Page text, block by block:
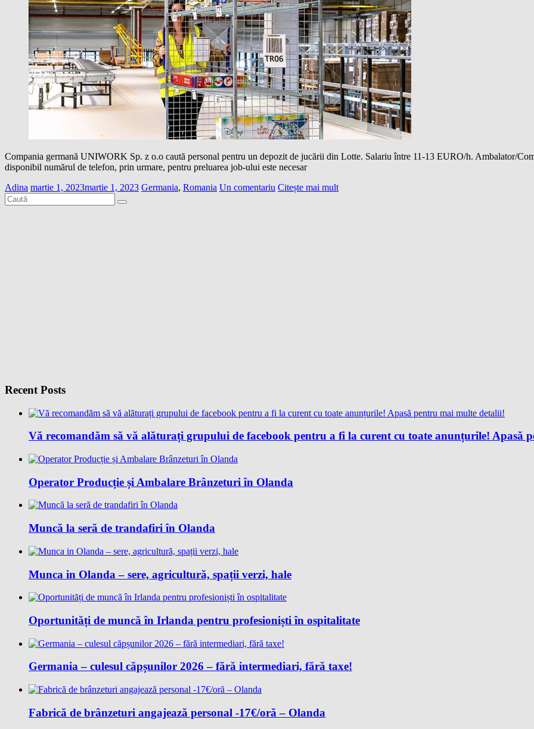
Compania germană UNIWORK Sp. z o.o caută personal pentru un depozit de jucării din Lotte. Salariu între 11-13 EURO/h. Ambalator/
disponibil numărul de telefon, prin urmare, pentru preluarea job-ului este necesar
Adina martie 1, 2023martie 1, 2023 Germania, Romania Un comentariu Citește mai mult
Recent Posts
Vă recomandăm să vă alăturați grupului de facebook pentru a fi la curent cu toate anunțurile! Apasă
Operator Producție și Ambalare Brânzeturi în Olanda
Muncă la seră de trandafiri în Olanda
Munca in Olanda – sere, agricultură, spații verzi, hale
Oportunități de muncă în Irlanda pentru profesioniști în ospitalitate
Germania – culesul căpșunilor 2026 – fără intermediari, fără taxe!
Fabrică de brânzeturi angajează personal -17€/oră – Olanda